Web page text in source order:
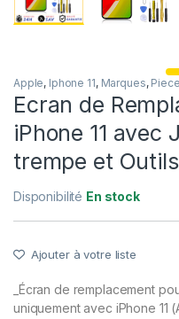
Apple, Iphone 11, Marques,
Ecran de
iPhone 11 avec
trempe et Outils
Disponibilité En stock
Ajouter à votre liste
_Écran de remplacement
uniquement avec iPhone 11